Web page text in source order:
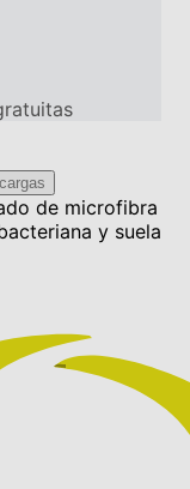
de microfibra
y suela